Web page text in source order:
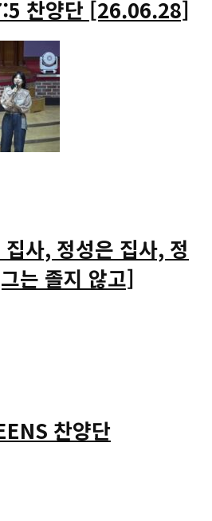
찬양단 [26.06.28]
사, 정성은 집사, 정
는 졸지 않고]
찬양단